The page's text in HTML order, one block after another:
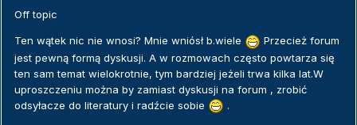
Off topic
Ten wątek nic nie wnosi? Mnie wniósł b.wiele
Przecież forum
jest pewną formą dyskusji. A w rozmowach często powtarza się
ten sam temat wielokrotnie, tym bardziej jeżeli trwa kilka lat.W
uproszczeniu można by zamiast dyskusji na forum , zrobić
odsyłacze do literatury i radźcie sobie
.